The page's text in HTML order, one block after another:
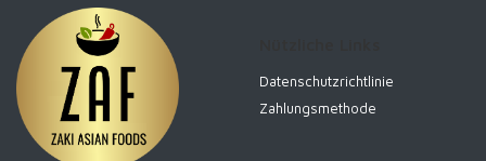
Datenschutzrichtlinie
Zahlungsmethode